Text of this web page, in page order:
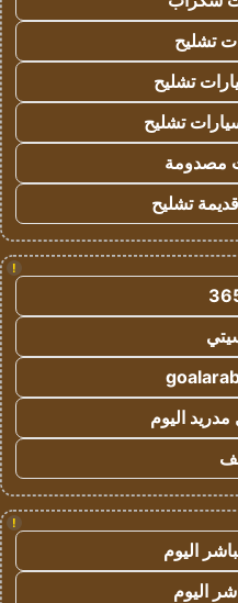
تشليح
تشليح
تشليح
مصدومة
تشليح
!
اليوم
!
اليوم
اليوم